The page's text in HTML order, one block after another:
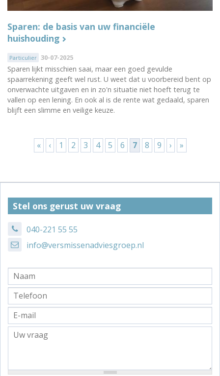
Sparen: de basis van uw financiële
huishouding
Particulier 30-07-2025
Sparen lijkt misschien saai, maar een goed gevulde
spaarrekening geeft wel rust. U weet dat u voorbereid bent op
onverwachte uitgaven en in zo'n situatie niet hoeft terug te
vallen op een lening. En ook al is de rente wat gedaald, sparen
blijft een slimme en veilige keuze.
Pagina's« ‹ 1 2 3 4 5 6 7 8 9 › »
Stel ons gerust uw vraag
040-221 55 55
info@versmissenadviesgroep.nl